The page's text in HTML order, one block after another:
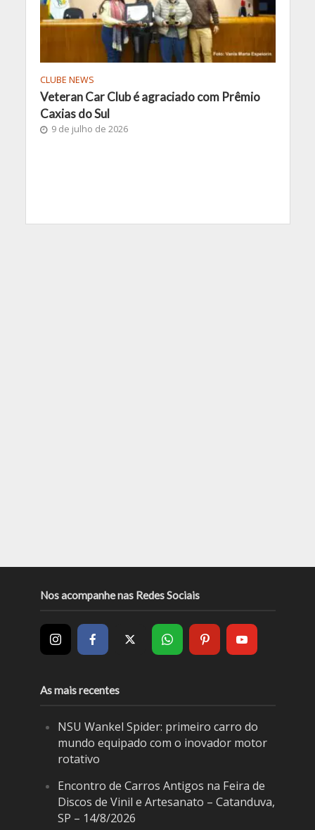
CLUBE NEWS
Veteran Car Club é agraciado com Prêmio
Caxias do Sul
9 de julho de 2026
Nos acompanhe nas Redes Sociais
As mais recentes
NSU Wankel Spider: primeiro carro do
mundo equipado com o inovador motor
rotativo
Encontro de Carros Antigos na Feira de
Discos de Vinil e Artesanato – Catanduva,
SP – 14/8/2026